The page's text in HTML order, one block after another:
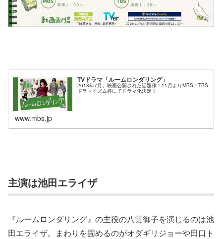
TVドラマ「ルームロンダリング」
2018年7月、映画公開された話題作！11月よりMBS／TBS
ドラマイズム枠にてドラマ化決定！
www.mbs.jp
主演は池田エライザ
『ルームロンダリング』の主役の八雲御子を演じるのは池
田エライザ。まわりを固めるのがオダギリジョーや田口ト